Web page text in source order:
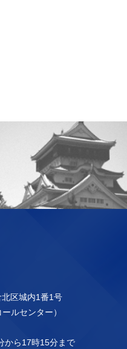
区城内1番1号
ルセンター）
から17時15分まで